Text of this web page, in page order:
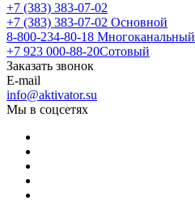
+7 (383) 383-07-02
+7 (383) 383-07-02 Основной
8-800-234-80-18 Многоканальный
+7 923 000-88-20Сотовый
Заказать звонок
E-mail
info@aktivator.su
Мы в соцсетях